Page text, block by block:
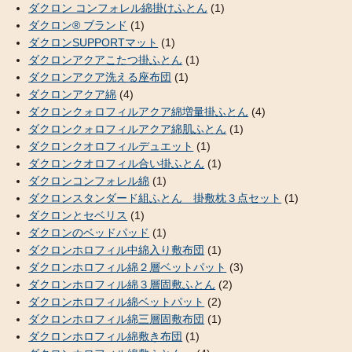
ダクロン コンフォレル綿掛けふとん (1)
ダクロン® ブランド (1)
ダクロンSUPPORTマット (1)
ダクロンアクアこたつ掛ふとん (1)
ダクロンアクア洗える座布団 (1)
ダクロンアクア綿 (4)
ダクロンクォロフィルアクア綿増量掛ふとん (4)
ダクロンクォロフィルアクア綿肌ふとん (1)
ダクロンクオロフィルデュエット (1)
ダクロンクオロフィル合い掛ふとん (1)
ダクロンコンフォレル綿 (1)
ダクロンスタンダード組ふとん 掛敷枕３点セット (1)
ダクロンとセベリス (1)
ダクロンのベッドパッド (1)
ダクロンホロフィル中綿入り敷布団 (1)
ダクロンホロフィル綿２層ベットパット (3)
ダクロンホロフィル綿３層固敷ふとん (2)
ダクロンホロフィル綿ベットパット (2)
ダクロンホロフィル綿三層固敷布団 (1)
ダクロンホロフィル綿敷き布団 (1)